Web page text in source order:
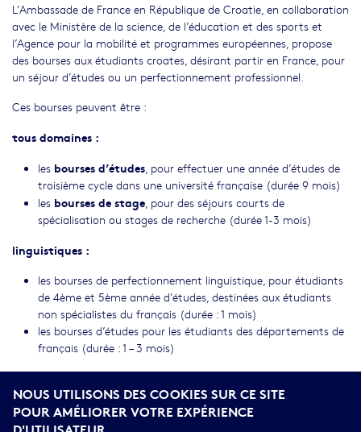
L’Ambassade de France en République de Croatie, en collaboration
avec le Ministère de la science, de l’éducation et des sports et
l’Agence pour la mobilité et programmes européennes, propose
des bourses aux étudiants croates, désirant partir en France, pour
un séjour d’études ou un perfectionnement professionnel.
Ces bourses peuvent être :
tous domaines :
les bourses d’études, pour effectuer une année d’études de
troisième cycle dans une université française (durée 9 mois)
les bourses de stage, pour des séjours courts de
spécialisation ou stages de recherche (durée 1-3 mois)
linguistiques :
les bourses de perfectionnement linguistique, pour étudiants
de 4ème et 5ème année d’études, destinées aux étudiants
non spécialistes du français (durée : 1 mois)
les bourses d’études pour les étudiants des départements de
français (durée : 1 – 3 mois)
est ouvert et annoncé dans la presse et sur les sites internet du
Ministère de la science, de l’éducation et des sports et de
l’Ambassade de France. Après l’examen des candidatures et un
NOUS UTILISONS DES COOKIES SUR CE SITE
POUR AMÉLIORER VOTRE EXPÉRIENCE